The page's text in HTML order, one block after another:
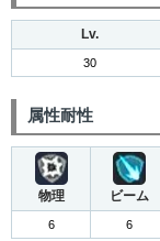
Lv.
30
属性耐性
物理 ビーム
6 6